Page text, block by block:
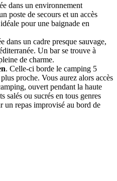
dans un environnement
poste de secours et un accès
pour une baignade en
dans un cadre presque sauvage,
Un bar se trouve à
de charme.
. Celle-ci borde le camping 5
proche. Vous aurez alors accès
ouvert pendant la haute
salés ou sucrés en tous genres
un repas improvisé au bord de